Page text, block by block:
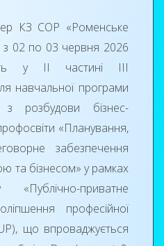
КЗ СОР «Роменське
з 02 по 03 червня 2026
у ІІ частині ІІІ
навчальної програми
з розбудови бізнес-
«Планування,
забезпечення
та бізнесом» у рамках
«Публічно-приватне
професійної
що впроваджується